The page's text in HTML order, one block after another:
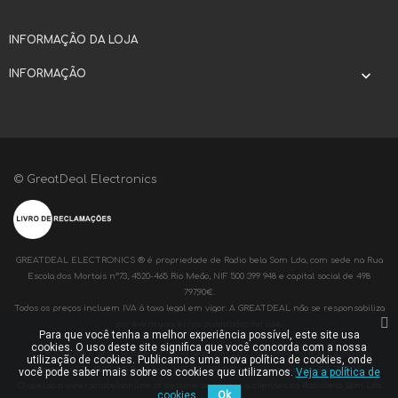
INFORMAÇÃO DA LOJA
INFORMAÇÃO 
© GreatDeal Electronics
GREATDEAL ELECTRONICS ® é propriedade de Radio bela Som Lda, com sede na Rua
Escola dos Mortais nº73, 4520-465 Rio Meão, NIF 500 399 948 e capital social de 498
797,90€.
Todos os preços incluem IVA à taxa legal em vigor. A GREATDEAL não se responsabiliza
RADIOBELA® é propriedade de Radio bela Som Lda, com sede na Rua Escola dos
Mortais nº73, 4520-465 Rio Meão, NIF 500 399 948 e capital social de 498 797,90€.
O acesso a www.radiobelaonline.pt destina-se apenas a clientes da Radiobela Som Lda
Para que você tenha a melhor experiência possível, este site usa
cookies. O uso deste site significa que você concorda com a nossa
utilização de cookies. Publicamos uma nova política de cookies, onde
você pode saber mais sobre os cookies que utilizamos. Veja a política de
cookies.
Ok